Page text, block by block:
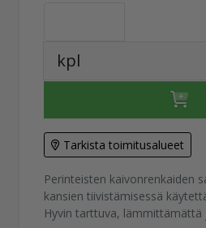
kpl
Tarkista toimitusalueet
Perinteisten kaivonrenkaiden
kansien tiivistämisessä
Hyvin tarttuva, lämmittämättä